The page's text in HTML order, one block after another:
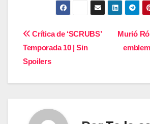
Navegación
de
entradas
Murió
Crítica de ‘SCRUBS’
Temporada 10 | Sin
Spoilers